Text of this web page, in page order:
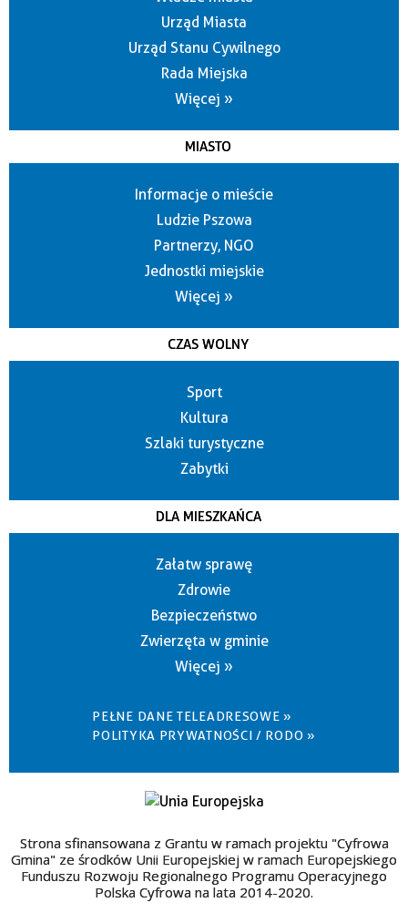
Urząd Miasta
Urząd Stanu Cywilnego
Rada Miejska
Więcej »
MIASTO
Informacje o mieście
Ludzie Pszowa
Partnerzy, NGO
Jednostki miejskie
Więcej »
CZAS WOLNY
Sport
Kultura
Szlaki turystyczne
Zabytki
DLA MIESZKAŃCA
Załatw sprawę
Zdrowie
Bezpieczeństwo
Zwierzęta w gminie
Więcej »
PEŁNE DANE TELEADRESOWE »
POLITYKA PRYWATNOŚCI / RODO »
Strona sfinansowana z Grantu w ramach projektu "Cyfrowa
Gmina" ze środków Unii Europejskiej w ramach Europejskiego
Funduszu Rozwoju Regionalnego Programu Operacyjnego
Polska Cyfrowa na lata 2014-2020.